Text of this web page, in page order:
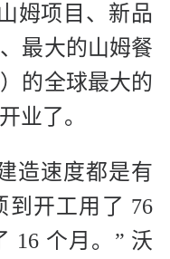
姆项目、新品
最大的山姆餐
的全球最大的
业了。
造速度都是有
到开工用了 76
16 个月。” 沃